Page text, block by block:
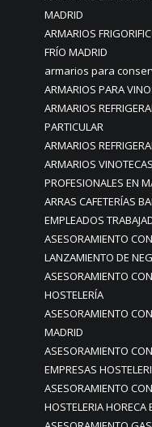
MADRID
ARMARIOS
FRÍO MADRID
armarios para
ARMARIOS PARA
ARMARIOS
PARTICULAR
ARMARIOS
ARMARIOS
PROFESIONALES EN
ARRAS CAFETERÍAS
EMPLEADOS
ASESORAMIENTO
LANZAMIENTO DE
ASESORAMIENTO
HOSTELERÍA
ASESORAMIENTO
MADRID
ASESORAMIENTO
EMPRESAS
ASESORAMIENTO
HOSTELERIA HORECA